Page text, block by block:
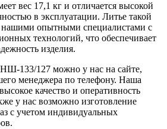
вес 17,1 кг и отличается высокой
в эксплуатации. Литье такой
нашими опытными специалистами с
технологий, что обеспечивает
изделия.
133/127 можно у нас на сайте,
менеджера по телефону. Наша
качество и оперативность
у нас возможно изготовление
с учетом индивидуальных